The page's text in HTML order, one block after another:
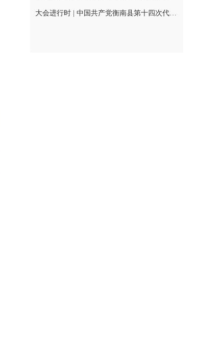
大会进行时 | 中国共产党衡南县第十四次代表大会召开预备会议第二阶段会议